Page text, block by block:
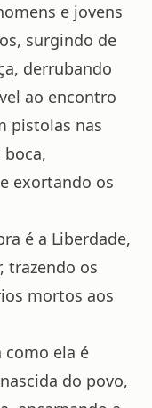
e jovens
surgindo de
derrubando
ao encontro
pistolas nas
exortando os
é a Liberdade,
trazendo os
mortos aos
como ela é
do povo,